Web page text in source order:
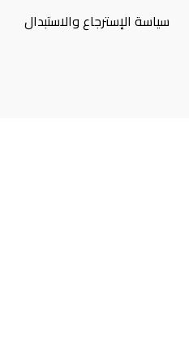
سياسة الإسترجاع والاستبدال